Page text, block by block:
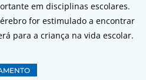
em disciplinas escolares.
for estimulado a encontrar
para a criança na vida escolar.